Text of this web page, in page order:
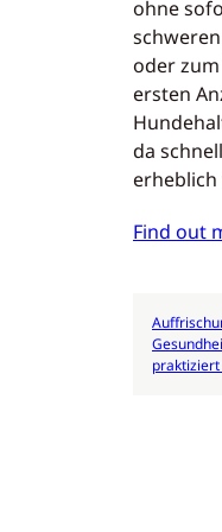
ohne
oder
ersten
da
Find out